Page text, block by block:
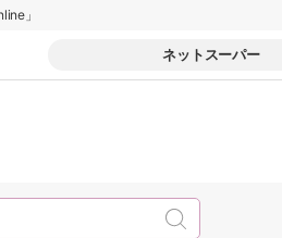
」
ネットスーパー